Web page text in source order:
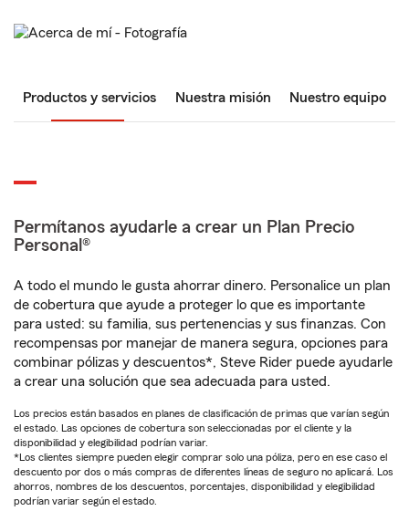
Productos y servicios Nuestra misión Nuestro equipo
Permítanos ayudarle a crear un Plan Precio
Personal®
A todo el mundo le gusta ahorrar dinero. Personalice un plan
de cobertura que ayude a proteger lo que es importante
para usted: su familia, sus pertenencias y sus finanzas. Con
recompensas por manejar de manera segura, opciones para
combinar pólizas y descuentos*, Steve Rider puede ayudarle
a crear una solución que sea adecuada para usted.
Los precios están basados en planes de clasificación de primas que varían según
el estado. Las opciones de cobertura son seleccionadas por el cliente y la
disponibilidad y elegibilidad podrían variar.
*Los clientes siempre pueden elegir comprar solo una póliza, pero en ese caso el
descuento por dos o más compras de diferentes líneas de seguro no aplicará. Los
ahorros, nombres de los descuentos, porcentajes, disponibilidad y elegibilidad
podrían variar según el estado.